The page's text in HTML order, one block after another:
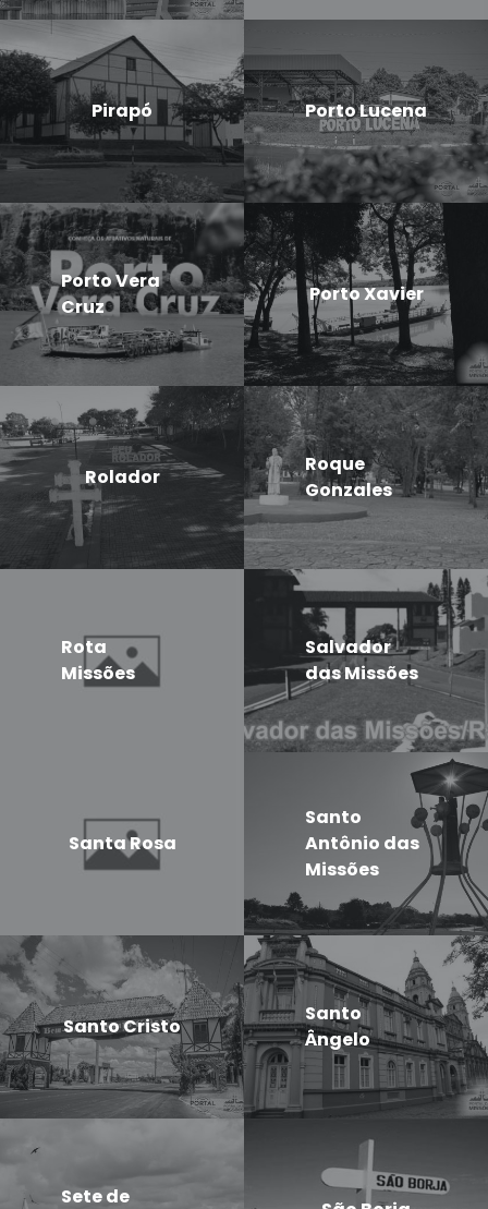
Pirapó Porto Lucena
Porto Vera
Cruz
Porto Xavier
Rolador
Roque
Gonzales
Rota
Missões
Salvador
das Missões
Santa Rosa
Santo
Antônio das
Missões
Santo Cristo
Santo
Ângelo
Sete de